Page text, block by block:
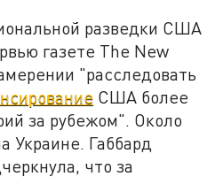
разведки США
газете The New
"расследовать
США более
за рубежом". Около
Украине. Габбард
что за